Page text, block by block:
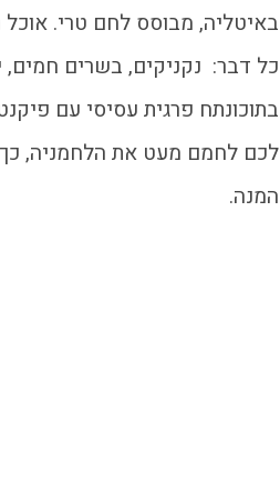
באיטליה, מבוסס לחם טרי. אוכל
כל דבר: נקניקים, בשרים חמים,
בתוכונתח פרגית עסיסי עם
לכם לחמם מעט את הלחמניה,
המנה.